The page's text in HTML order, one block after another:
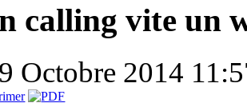
calling vite un
Octobre 2014